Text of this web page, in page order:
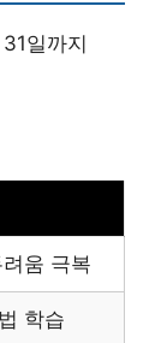
일까지
움 극복
학습